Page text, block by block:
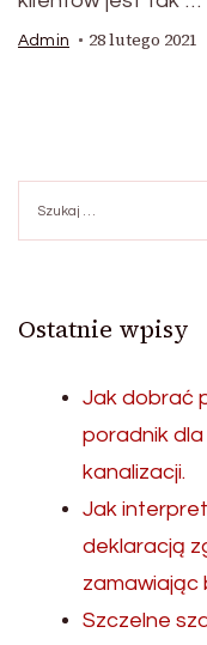
Admin 28 lutego 2021
Ostatnie wpisy
Jak dobrać
poradnik
kanalizacji.
Jak
deklaracją
zamawiając
Szczelne